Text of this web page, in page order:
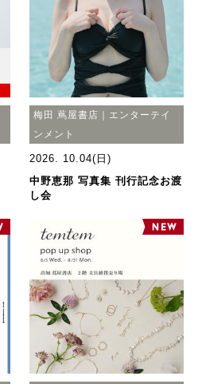
梅田 蔦屋書店｜エンターテイ
ンメント
2026. 10.04(日)
中野恵那 写真集 刊行記念お渡
し会